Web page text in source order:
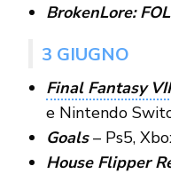
BrokenLore:
3 GIUGNO
Final Fantasy
e Nintendo
Goals– Ps5,
House Flipper